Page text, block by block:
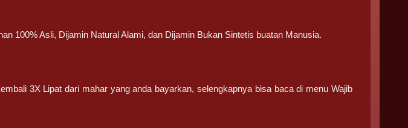
100% Asli, Dijamin Natural Alami, dan Dijamin Bukan Sintetis buatan Manusia.
3X Lipat dari mahar yang anda bayarkan, selengkapnya bisa baca di menu Wajib